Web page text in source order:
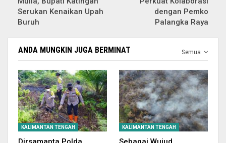
Serukan Kenaikan Upah
Buruh
dengan Pemko
Palangka Raya
Semua
ANDA MUNGKIN JUGA BERMINAT
KALIMANTAN TENGAH KALIMANTAN TENGAH